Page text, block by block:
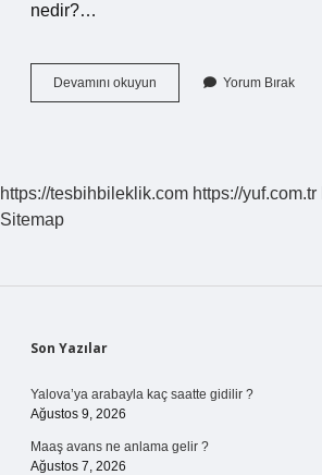
nedir?…
Devamını okuyun Çerçeve
Anlatım
Yorum Bırak
https://tesbihbileklik.com https://yuf.com.tr
Sitemap
Sidebar
Son Yazılar
Yalova’ya arabayla kaç saatte gidilir ?
Ağustos 9, 2026
Maaş avans ne anlama gelir ?
Ağustos 7, 2026